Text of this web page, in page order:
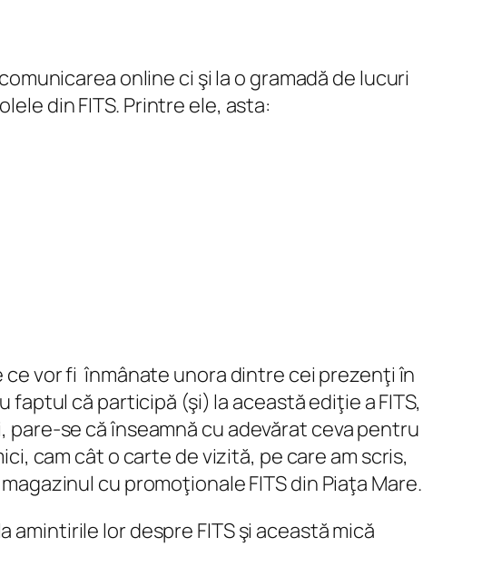
online ci şi la o gramadă de lucuri
din FITS. Printre ele, asta:
vor fi înmânate unora dintre cei prezenţi în
că participă (şi) la această ediţie a FITS,
se că înseamnă cu adevărat ceva pentru
cam cât o carte de vizită, pe care am scris,
cu promoţionale FITS din Piaţa Mare.
lor despre FITS şi această mică